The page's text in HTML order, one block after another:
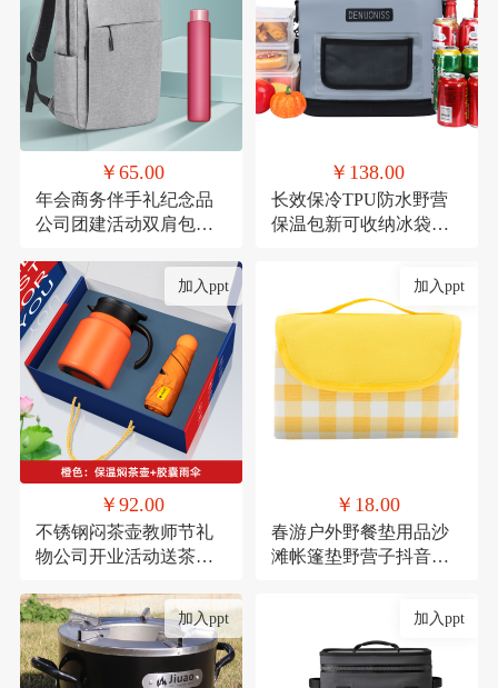
￥65.00
年会商务伴手礼纪念品
公司团建活动双肩包实
￥138.00
长效保冷TPU防水野营
保温包新可收纳冰袋冰
加入ppt
￥92.00
不锈钢闷茶壶教师节礼
物公司开业活动送茶具
加入ppt
￥18.00
春游户外野餐垫用品沙
滩帐篷垫野营子抖音网
加入ppt 加入ppt